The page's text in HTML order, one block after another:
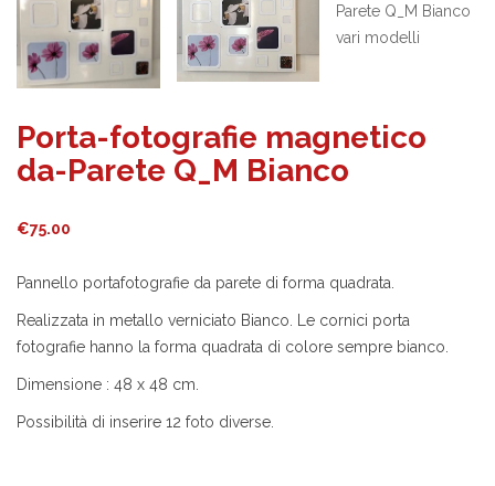
Porta-fotografie magnetico
da-Parete Q_M Bianco
€75.00
Pannello portafotografie da parete di forma quadrata.
Realizzata in metallo verniciato Bianco. Le cornici porta
fotografie hanno la forma quadrata di colore sempre bianco.
Dimensione : 48 x 48 cm.
Possibilità di inserire 12 foto diverse.